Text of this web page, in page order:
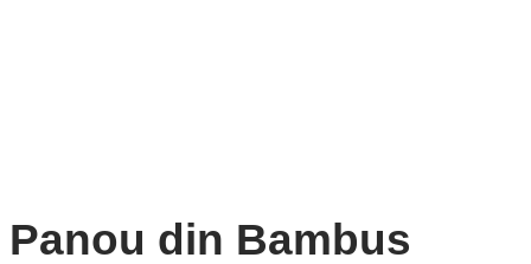
Panou din Bambus